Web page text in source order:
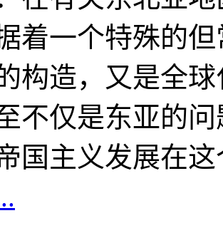
着一个特殊的
构造，又是全
不仅是东亚的
国主义发展在